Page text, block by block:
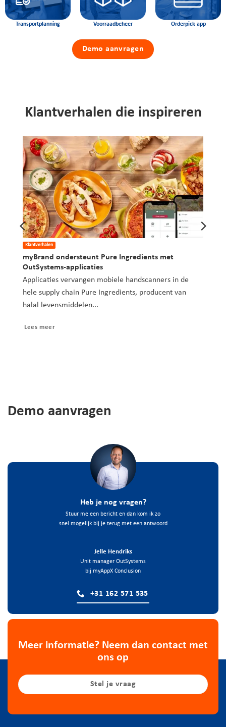
Transportplanning Voorraadbeheer Orderpick app
Demo aanvragen
Klantverhalen die inspireren
Klantverhalen
myBrand ondersteunt Pure Ingredients met
OutSystems-applicaties
Applicaties vervangen mobiele handscanners in de
hele supply chain Pure Ingredients, producent van
halal levensmiddelen...
Lees meer
Demo aanvragen
Heb je nog vragen?
Stuur me een bericht en dan kom ik zo
snel mogelijk bij je terug met een antwoord
Jelle Hendriks
Unit manager OutSystems
bij myAppX Conclusion
+31 162 571 535
Meer informatie? Neem dan contact met
ons op
Stel je vraag